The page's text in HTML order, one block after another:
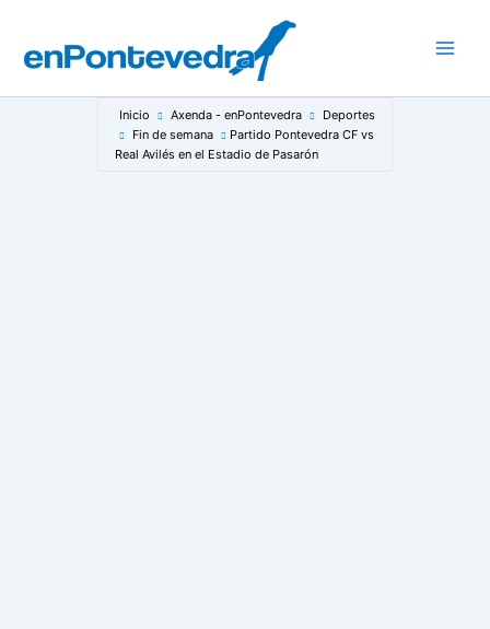
contenido
Inicio Axenda - enPontevedra
Deportes
Fin de semana
Partido Pontevedra CF vs
Real Avilés en el Estadio de Pasarón